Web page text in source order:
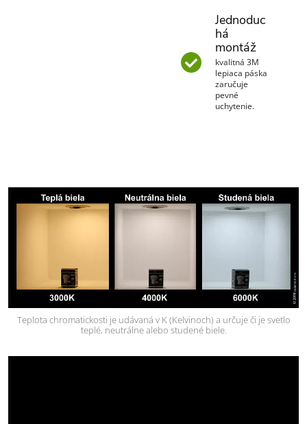
Jednoduc
há
montáž
kvalitná 3M
lepiaca páska
zaručuje
pevné
uchytenie.
Teplota chromatickosti je udávaná v K (Kelvinoch) a určuje či je svetlo
teplé, neutrálne alebo studené biele.